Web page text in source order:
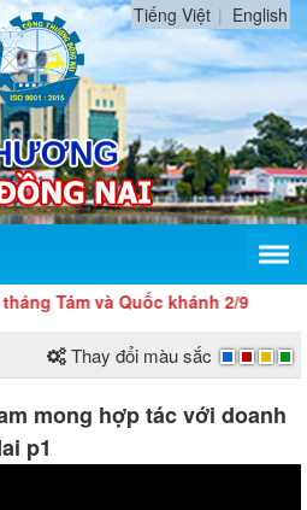
Tiếng Việt English
và Quốc khánh 2/9
Thay đổi màu sắc
mong hợp tác với doanh
p1